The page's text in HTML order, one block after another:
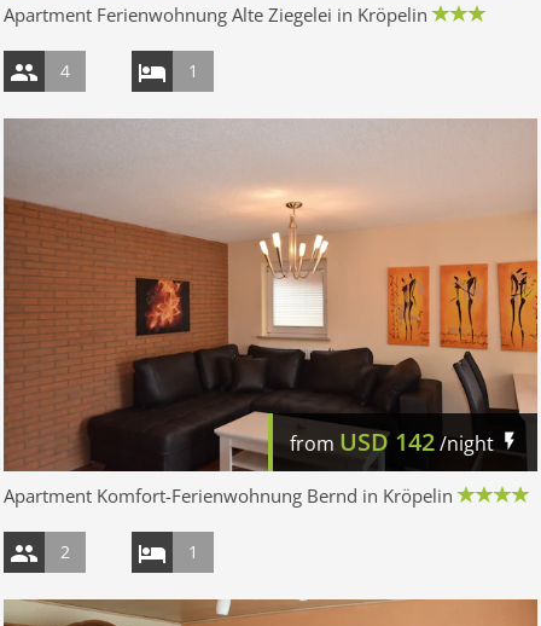
Apartment Ferienwohnung Alte Ziegelei in Kröpelin
4 1
from USD 142/night
Apartment Komfort-Ferienwohnung Bernd in Kröpelin
2 1